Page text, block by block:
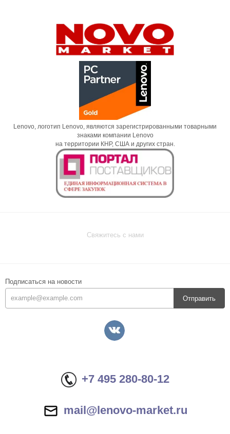
Lenovo, логотип Lenovo, являются зарегистрированными товарными
знаками компании Lenovo
на территории КНР, США и других стран.
Свяжитесь с нами
Подписаться на новости
Отправить
+7 495 280-80-12
mail@lenovo-market.ru